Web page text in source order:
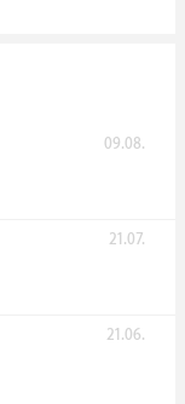
09.08.
21.07.
21.06.